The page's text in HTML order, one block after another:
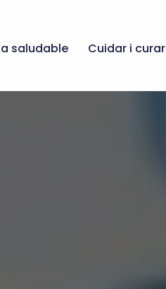
saludable Cuidar i curar